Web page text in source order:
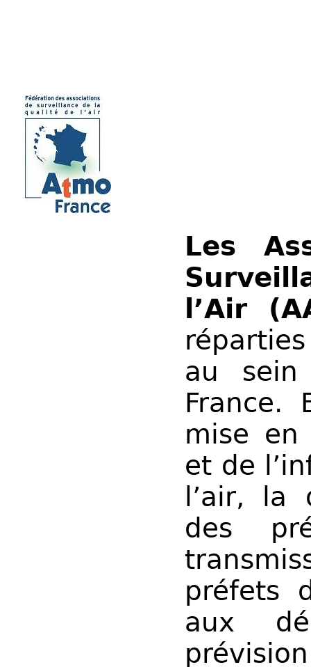
Les
l’Air
au sein
France.
mise
et de
l’air, la
des
préfets
aux